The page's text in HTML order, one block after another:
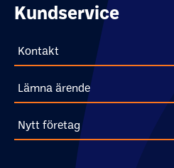
Kundservice
Kontakt
Lämna ärende
Nytt företag